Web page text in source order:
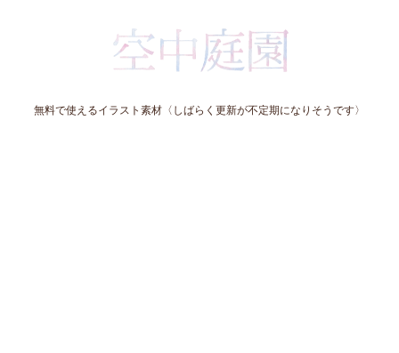
無料で使えるイラスト素材〈しばらく更新が不定期になりそうです〉